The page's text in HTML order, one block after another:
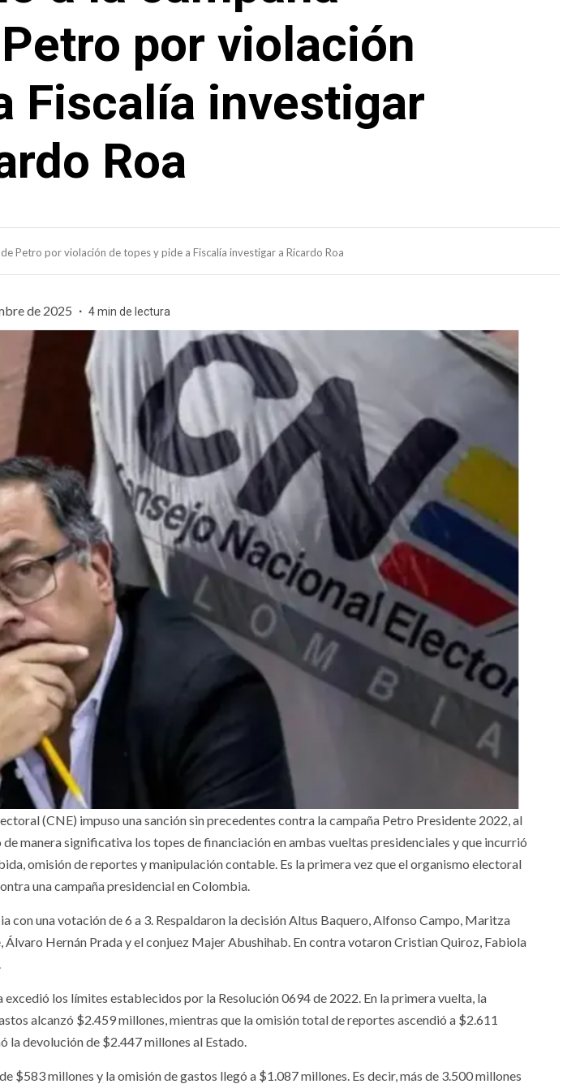
por violación
Fiscalía investigar
Roa
Petro por violación de topes y pide a Fiscalía investigar a Ricardo Roa
de 2025 4 min de lectura
(CNE) impuso una sanción sin precedentes contra la campaña Petro Presidente 2022, al
manera significativa los topes de financiación en ambas vueltas presidenciales y que incurrió
omisión de reportes y manipulación contable. Es la primera vez que el organismo electoral
una campaña presidencial en Colombia.
con una votación de 6 a 3. Respaldaron la decisión Altus Baquero, Alfonso Campo, Maritza
Hernán Prada y el conjuez Majer Abushihab. En contra votaron Cristian Quiroz, Fabiola
excedió los límites establecidos por la Resolución 0694 de 2022. En la primera vuelta, la
alcanzó $2.459 millones, mientras que la omisión total de reportes ascendió a $2.611
la devolución de $2.447 millones al Estado.
$583 millones y la omisión de gastos llegó a $1.087 millones. Es decir, más de 3.500 millones